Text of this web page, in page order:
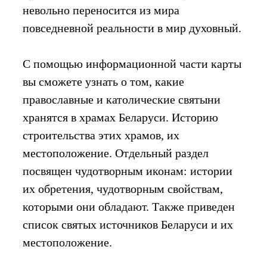
невольно переносится из мира
повседневной реальности в мир духовный.
С помощью информационной части карты
вы сможете узнать о том, какие
православные и католические святыни
хранятся в храмах Беларуси. Историю
строительства этих храмов, их
местоположение. Отдельный раздел
посвящен чудотворным иконам: истории
их обретения, чудотворным свойствам,
которыми они обладают. Также приведен
список святых источников Беларуси и их
местоположение.